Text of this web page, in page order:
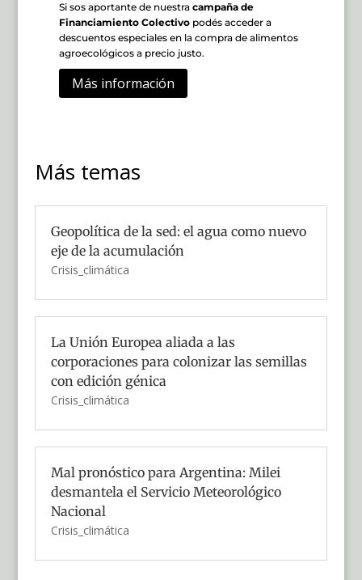
Si sos aportante de nuestra campaña de
Financiamiento Colectivopodés acceder a
descuentos especiales en la compra de alimentos
agroecológicos a precio justo.
Más información
Más temas
Geopolítica de la sed: el agua como nuevo
eje de la acumulación
Crisis_climática
La Unión Europea aliada a las
corporaciones para colonizar las semillas
con edición génica
Crisis_climática
Mal pronóstico para Argentina: Milei
desmantela el Servicio Meteorológico
Nacional
Crisis_climática